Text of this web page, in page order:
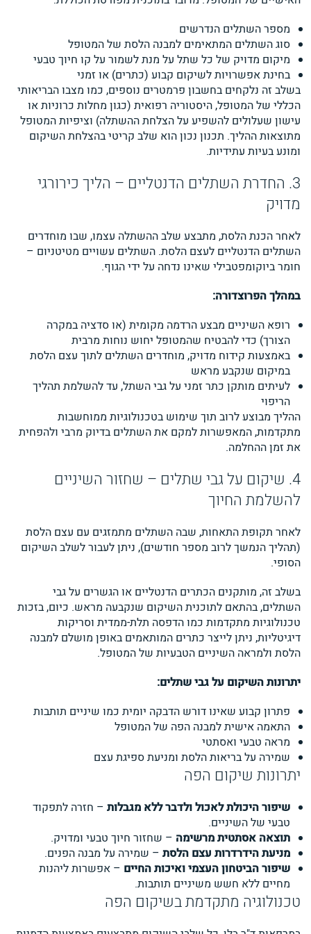
מספר השתלים הנדרשים
סוג השתלים המתאימים למבנה הלסת של המטופל
מיקום מדויק של כל שתל על מנת לשמור על קו חיוך טבעי
בחינת אפשרויות לשיקום קבוע (כתרים) או זמני
בשלב זה נלקחים בחשבון פרמטרים נוספים, כמו מצבו הבריאותי
הכללי של המטופל, היסטוריה רפואית (כגון מחלות כרוניות או
עישון שעלולים להשפיע על הצלחת ההשתלה) וציפיות המטופל
מתוצאות ההליך. תכנון נכון הוא שלב קריטי בהצלחת השיקום
ומונע בעיות עתידיות.
3. החדרת השתלים הדנטליים – הליך כירורגי
מדויק
לאחר הכנת הלסת, מתבצע שלב ההשתלה עצמו, שבו מוחדרים
השתלים הדנטליים לעצם הלסת. השתלים עשויים מטיטניום –
חומר ביוקומפטבילי שאינו נדחה על ידי הגוף.
במהלך הפרוצדורה:
רופא השיניים מבצע הרדמה מקומית (או סדציה במקרה
הצורך) כדי להבטיח שהמטופל יחוש נוחות מרבית
באמצעות קידוח מדויק, מוחדרים השתלים לתוך עצם הלסת
במיקום שנקבע מראש
לעיתים מותקן כתר זמני על גבי השתל, עד להשלמת תהליך
הריפוי
ההליך מבוצע לרוב תוך שימוש בטכנולוגיות ממוחשבות
מתקדמות, המאפשרות למקם את השתלים בדיוק מרבי ולהפחית
את זמן ההחלמה.
4. שיקום על גבי שתלים – שחזור השיניים
להשלמת החיוך
לאחר תקופת התאחות, שבה השתלים מתמזגים עם עצם הלסת
(תהליך הנמשך לרוב מספר חודשים), ניתן לעבור לשלב השיקום
הסופי.
בשלב זה, מותקנים הכתרים הדנטליים או הגשרים על גבי
השתלים, בהתאם לתוכנית השיקום שנקבעה מראש. כיום, בזכות
טכנולוגיות מתקדמות כמו הדפסה תלת-ממדית וסריקות
דיגיטליות, ניתן לייצר כתרים המותאמים באופן מושלם למבנה
הלסת ולמראה השיניים הטבעיות של המטופל.
יתרונות השיקום על גבי שתלים:
פתרון קבוע שאינו דורש הדבקה יומית כמו שיניים תותבות
התאמה אישית למבנה הפה של המטופל
מראה טבעי ואסתטי
שמירה על בריאות הלסת ומניעת ספיגת עצם
יתרונות שיקום הפה
שיפור היכולת לאכול ולדבר ללא מגבלות – חזרה לתפקוד
טבעי של השיניים.
תוצאה אסתטית מרשימה – שחזור חיוך טבעי ומדויק.
מניעת הידרדרות עצם הלסת – שמירה על מבנה הפנים.
שיפור הביטחון העצמי ואיכות החיים – אפשרות ליהנות
מחיים ללא חשש משיניים תותבות.
טכנולוגיה מתקדמת בשיקום הפה